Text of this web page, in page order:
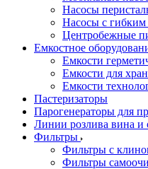
Насосы
Насосы с
Центробежные
Емкостное
Емкости
Емкости для
Емкости
Пастеризаторы
Парогенераторы для
Линии розлива вина и
Фильтры
Фильтры с
Фильтры